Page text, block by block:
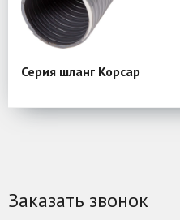
Серия шланг Корсар
Заказать звонок